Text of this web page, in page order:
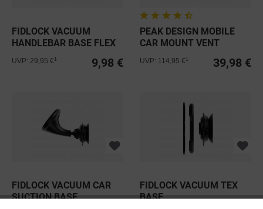
FIDLOCK VACUUM
HANDLEBAR BASE FLEX
9,98 €
UVP: 29,95 €
PEAK DESIGN MOBILE
CAR MOUNT VENT
CHARGING
39,98 €
UVP: 114,95 €
FIDLOCK VACUUM CAR
SUCTION BASE
FIDLOCK VACUUM TEX
BASE